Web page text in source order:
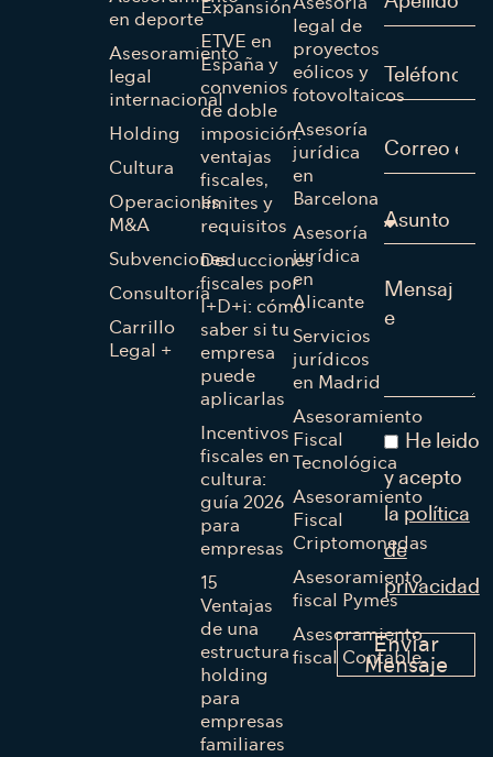
en deporte
Asesoramiento
legal
internacional
Holding
Cultura
Operaciones
M&A
Subvenciones
Consultoría
Carrillo
Legal +
Expansión
ETVE en
España y
convenios
de doble
imposición:
ventajas
fiscales,
límites y
requisitos
Deducciones
fiscales por
I+D+i: cómo
saber si tu
empresa
puede
aplicarlas
Incentivos
fiscales en
cultura:
guía 2026
para
empresas
15
Ventajas
de una
estructura
holding
para
empresas
familiares
legal de
proyectos
eólicos y
fotovoltaicos
Asesoría
jurídica
en
Barcelona
Asesoría
jurídica
en
Alicante
Servicios
jurídicos
en Madrid
Asesoramiento
Fiscal
Tecnológica
Asesoramiento
Fiscal
Criptomonedas
Asesoramiento
fiscal Pymes
Asesoramiento
fiscal Contable
He leido
y acepto
la política
de
privacidad
Enviar
Mensaje